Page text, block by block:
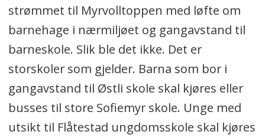
strømmet til Myrvolltoppen med løfte om
barnehage i nærmiljøet og gangavstand til
barneskole. Slik ble det ikke. Det er
storskoler som gjelder. Barna som bor i
gangavstand til Østli skole skal kjøres eller
busses til store Sofiemyr skole. Unge med
utsikt til Flåtestad ungdomsskole skal kjøres